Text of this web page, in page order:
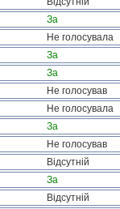
За
Не голосувала
За
За
Не голосував
Не голосувала
За
Не голосував
Відсутній
За
Відсутній